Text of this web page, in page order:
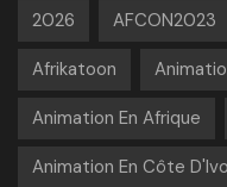
2026 AFCON2023
Afrikatoon
Animation En Afrique
Animation En Côte